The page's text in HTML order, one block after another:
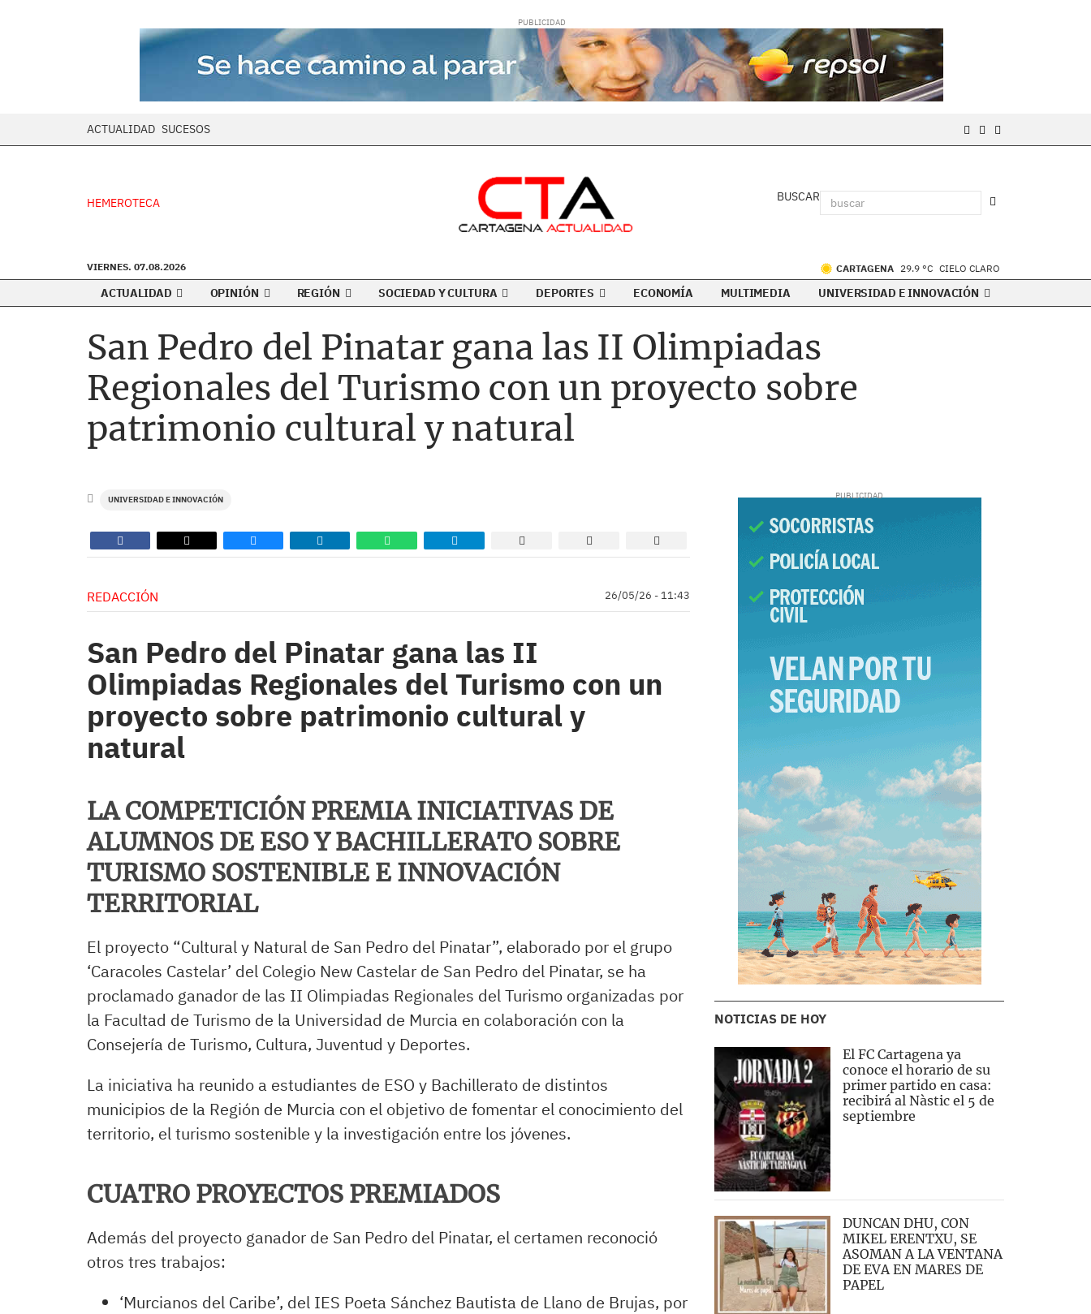
ACTUALIDAD SUCESOS
HEMEROTECA BUSCAR
VIERNES. 07.08.2026 CARTAGENA 29.9 °C CIELO CLARO
ACTUALIDAD OPINIÓN REGIÓN SOCIEDAD Y CULTURA DEPORTES ECONOMÍA MULTIMEDIA UNIVERSIDAD E INNOVACIÓN
San Pedro del Pinatar gana las II Olimpiadas
Regionales del Turismo con un proyecto sobre
patrimonio cultural y natural
UNIVERSIDAD E INNOVACIÓN
REDACCIÓN 26/05/26 - 11:43
San Pedro del Pinatar gana las II
Olimpiadas Regionales del Turismo con un
proyecto sobre patrimonio cultural y
natural
LA COMPETICIÓN PREMIA INICIATIVAS DE
ALUMNOS DE ESO Y BACHILLERATO SOBRE
TURISMO SOSTENIBLE E INNOVACIÓN
TERRITORIAL
El proyecto “Cultural y Natural de San Pedro del Pinatar”, elaborado por el grupo
‘Caracoles Castelar’ del Colegio New Castelar de San Pedro del Pinatar, se ha
proclamado ganador de las II Olimpiadas Regionales del Turismo organizadas por
la Facultad de Turismo de la Universidad de Murcia en colaboración con la
Consejería de Turismo, Cultura, Juventud y Deportes.
La iniciativa ha reunido a estudiantes de ESO y Bachillerato de distintos
municipios de la Región de Murcia con el objetivo de fomentar el conocimiento del
territorio, el turismo sostenible y la investigación entre los jóvenes.
CUATRO PROYECTOS PREMIADOS
Además del proyecto ganador de San Pedro del Pinatar, el certamen reconoció
otros tres trabajos:
‘Murcianos del Caribe’, del IES Poeta Sánchez Bautista de Llano de Brujas, por
NOTICIAS DE HOY
El FC Cartagena ya
conoce el horario de su
primer partido en casa:
recibirá al Nàstic el 5 de
septiembre
DUNCAN DHU, CON
MIKEL ERENTXU, SE
ASOMAN A LA VENTANA
DE EVA EN MARES DE
PAPEL